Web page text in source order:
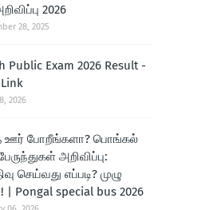
2026
28, 2025
Public Exam 2026 Result -
2026
ஊர் போறீங்களா? பொங்கல்
பேருந்துகள் அறிவிப்பு:
செய்வது எப்படி? முழு
| Pongal special bus 2026